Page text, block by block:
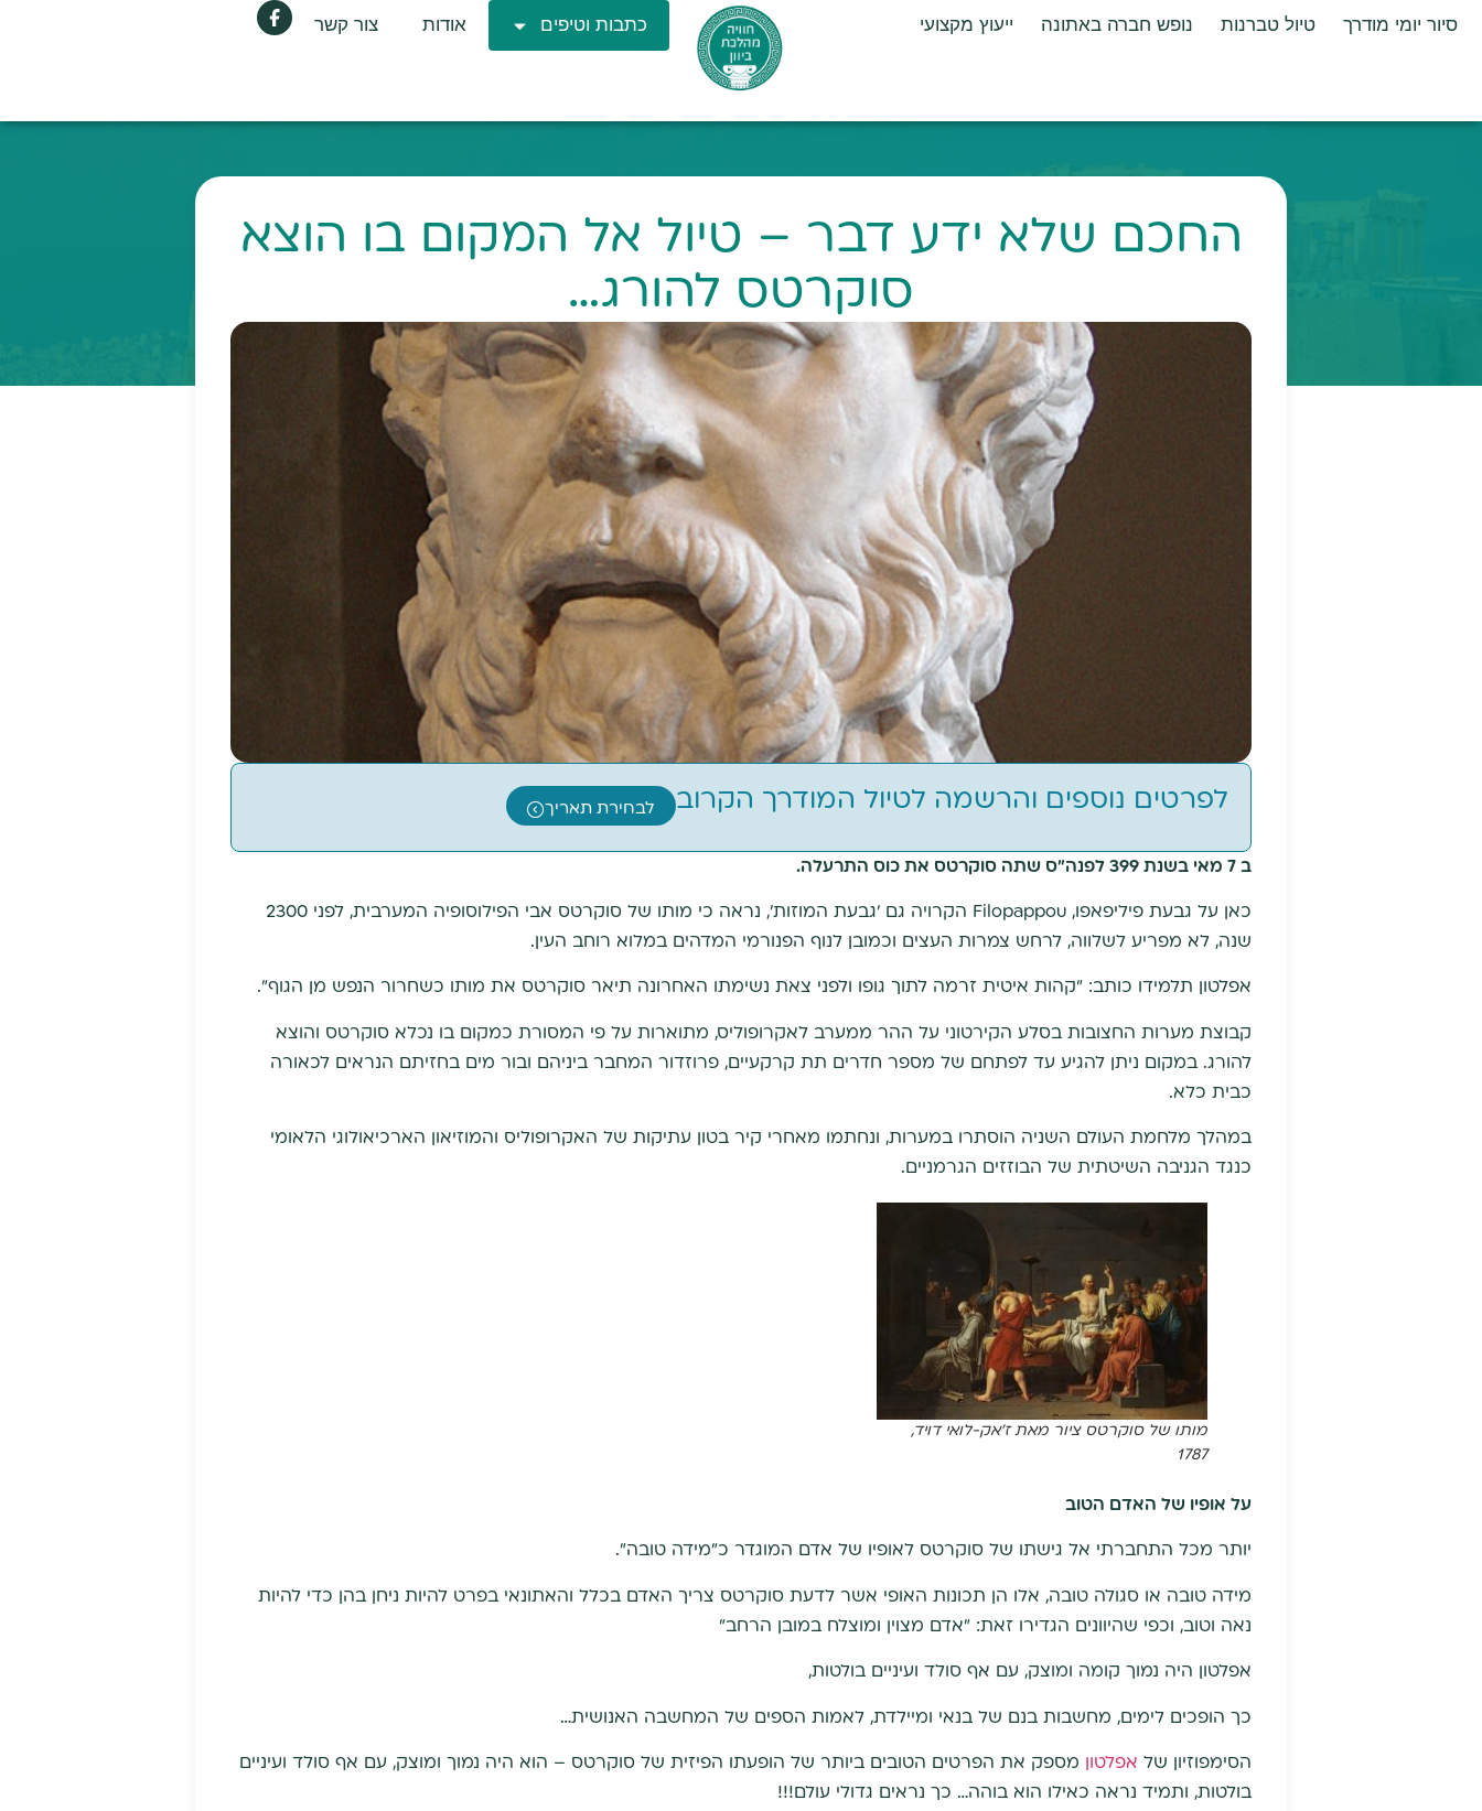
סיור יומי מודרך טיול טברנות נופש חברה באתונה ייעוץ מקצועי כתבות וטיפים אודות צור קשר
החכם שלא ידע דבר – טיול אל המקום בו הוצא
סוקרטס להורג…
לפרטים נוספים והרשמה לטיול המודרך הקרוב לבחירת תאריך
ב 7 מאי בשנת 399 לפנה"ס שתה סוקרטס את כוס התרעלה.
כאן על גבעת פיליפאפו, Filopappou הקרויה גם 'גבעת המוזות', נראה כי מותו של סוקרטס אבי הפילוסופיה המערבית, לפני 2300
שנה, לא מפריע לשלווה, לרחש צמרות העצים וכמובן לנוף הפנורמי המדהים במלוא רוחב העין.
אפלטון תלמידו כותב: "קהות איטית זרמה לתוך גופו ולפני צאת נשימתו האחרונה תיאר סוקרטס את מותו כשחרור הנפש מן הגוף".
קבוצת מערות החצובות בסלע הקירטוני על ההר ממערב לאקרופוליס, מתוארות על פי המסורת כמקום בו נכלא סוקרטס והוצא
להורג. במקום ניתן להגיע עד לפתחם של מספר חדרים תת קרקעיים, פרוזדור המחבר ביניהם ובור מים בחזיתם הנראים לכאורה
כבית כלא.
במהלך מלחמת העולם השניה הוסתרו במערות, ונחתמו מאחרי קיר בטון עתיקות של האקרופוליס והמוזיאון הארכיאולוגי הלאומי
כנגד הגניבה השיטתית של הבוזזים הגרמניים.
מותו של סוקרטס ציור מאת ז'אק-לואי דויד,
1787
על אופיו של האדם הטוב
יותר מכל התחברתי אל גישתו של סוקרטס לאופיו של אדם המוגדר כ"מידה טובה".
מידה טובה או סגולה טובה, אלו הן תכונות האופי אשר לדעת סוקרטס צריך האדם בכלל והאתונאי בפרט להיות ניחן בהן כדי להיות
נאה וטוב, וכפי שהיוונים הגדירו זאת: "אדם מצוין ומוצלח במובן הרחב"
אפלטון היה נמוך קומה ומוצק, עם אף סולד ועיניים בולטות,
כך הופכים לימים, מחשבות בנם של בנאי ומיילדת, לאמות הספים של המחשבה האנושית…
הסימפוזיון של אפלטון מספק את הפרטים הטובים ביותר של הופעתו הפיזית של סוקרטס – הוא היה נמוך ומוצק, עם אף סולד ועיניים
בולטות, ותמיד נראה כאילו הוא בוהה… כך נראים גדולי עולם!!!